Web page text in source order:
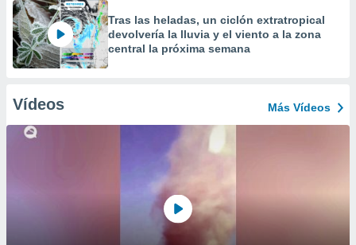
Tras las heladas, un ciclón extratropical
devolvería la lluvia y el viento a la zona
central la próxima semana
Vídeos Más Vídeos